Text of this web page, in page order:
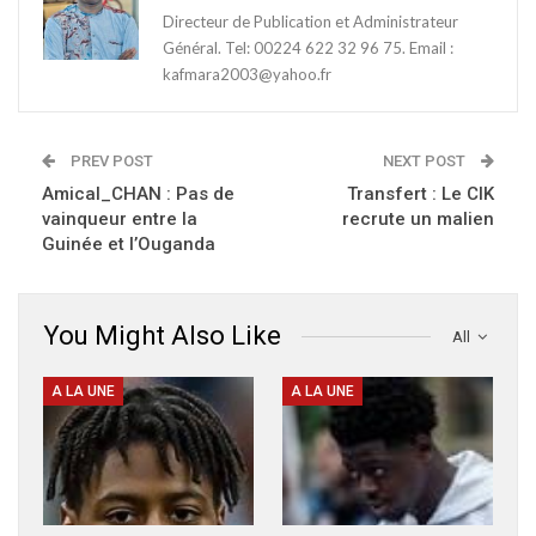
Directeur de Publication et Administrateur
Général. Tel: 00224 622 32 96 75. Email :
kafmara2003@yahoo.fr
PREV POST
Amical_CHAN : Pas de
vainqueur entre la
Guinée et l’Ouganda
NEXT POST
Transfert : Le CIK
recrute un malien
All
You Might Also Like
A LA UNE A LA UNE